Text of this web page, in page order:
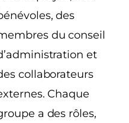
des
du conseil
et
collaborateurs
Chaque
a des rôles,